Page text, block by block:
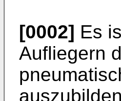
[0002] Es
Aufliegern